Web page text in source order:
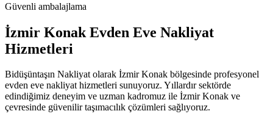
Güvenli ambalajlama
İzmir Konak Evden Eve Nakliyat
Hizmetleri
Bidüşüntaşın Nakliyat olarak İzmir Konak bölgesinde profesyonel
evden eve nakliyat hizmetleri sunuyoruz. Yıllardır sektörde
edindiğimiz deneyim ve uzman kadromuz ile İzmir Konak ve
çevresinde güvenilir taşımacılık çözümleri sağlıyoruz.